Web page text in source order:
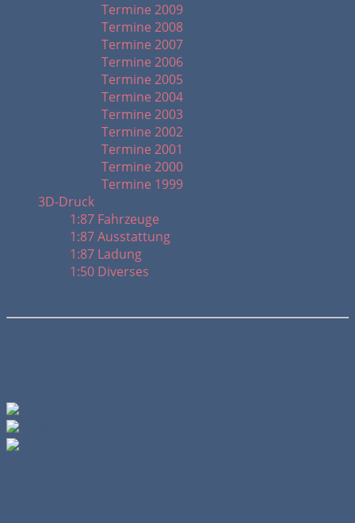
Termine 2009
Termine 2008
Termine 2007
Termine 2006
Termine 2005
Termine 2004
Termine 2003
Termine 2002
Termine 2001
Termine 2000
Termine 1999
3D-Druck
1:87 Fahrzeuge
1:87 Ausstattung
1:87 Ladung
1:50 Diverses